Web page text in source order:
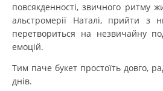
повсякденності, звичного ритму
альстромерії Наталі, прийти з
перетвориться на незвичайну
емоцій.
Тим паче букет простоїть довго,
днів.